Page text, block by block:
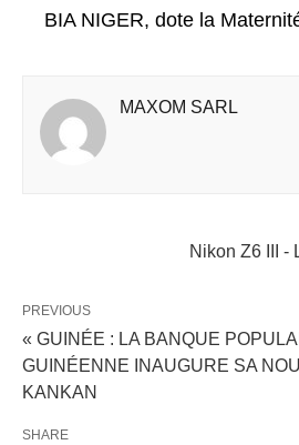
BIA NIGER, dote la
MAXOM SARL
Nikon Z6 III -
PREVIOUS
« GUINÉE : LA BANQUE
GUINÉENNE INAUGURE SA
KANKAN
SHARE